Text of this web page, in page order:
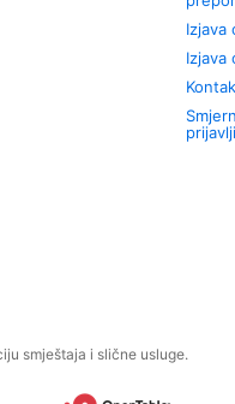
Izjava
Izjava
smještaja i slične usluge.